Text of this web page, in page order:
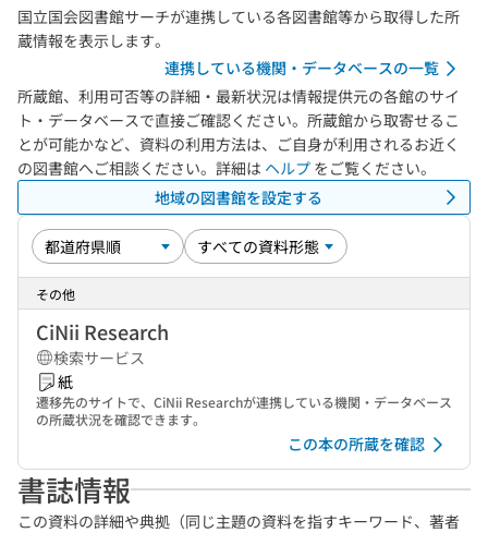
国立国会図書館サーチが連携している各図書館等から取得した所
蔵情報を表示します。
連携している機関・データベースの一覧
所蔵館、利用可否等の詳細・最新状況は情報提供元の各館のサイ
ト・データベースで直接ご確認ください。所蔵館から取寄せるこ
とが可能かなど、資料の利用方法は、ご自身が利用されるお近く
の図書館へご相談ください。詳細は ヘルプ をご覧ください。
地域の図書館を設定する
その他
CiNii Research
検索サービス
紙
遷移先のサイトで、CiNii Researchが連携している機関・データベース
の所蔵状況を確認できます。
この本の所蔵を確認
書誌情報
この資料の詳細や典拠（同じ主題の資料を指すキーワード、著者